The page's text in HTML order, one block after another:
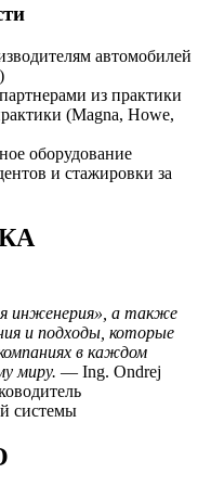
автомобилей
из практики
(Magna, Howe,
оборудование
и стажировки за
инженерия», а также
и подходы, которые
в каждом
миру. — Ing. Ondrej
системы